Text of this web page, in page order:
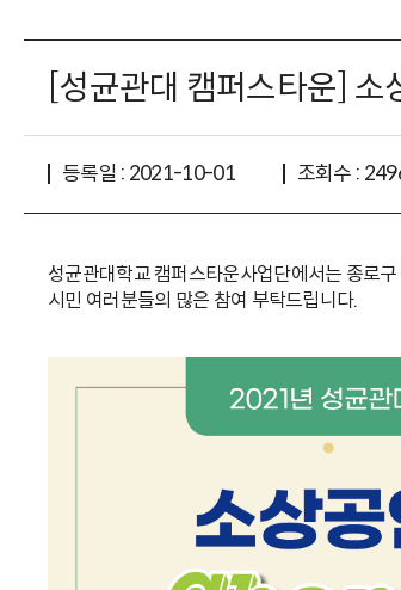
[성균관대 캠퍼스타운]
등록일 : 2021-10-01 조회수 :
성균관대학교 캠퍼스타운사업단에서는 종로
시민 여러분들의 많은 참여 부탁드립니다.